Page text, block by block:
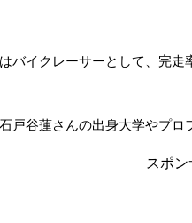
バイクレーサーとして、完
戸谷蓮さんの出身大学やプロ
スポ